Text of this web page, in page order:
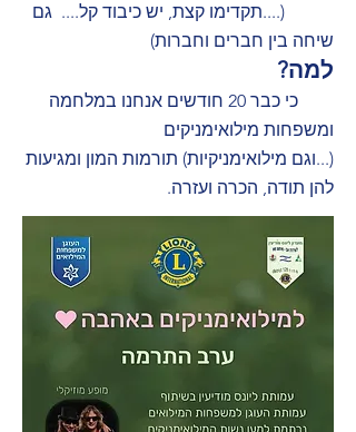
(....תקדימו קצת, יש כיבוד קל.... גם
שיחה בין חברים וחברות)
למה?
כי כבר 20 חודשים אנחנו במלחמה
ומשפחות מילואימניקים
(...וגם מילואימניקיות) תורמות המון ומגיעות
להן תודה, הכרה ועזרה.